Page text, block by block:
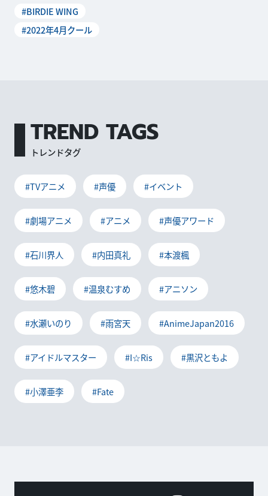
#BIRDIE WING
#2022年4月クール
TREND TAGS
トレンドタグ
#TVアニメ #声優 #イベント
#劇場アニメ #アニメ #声優アワード
#石川界人 #内田真礼 #本渡楓
#悠木碧 #温泉むすめ #アニソン
#水瀬いのり #雨宮天 #AnimeJapan2016
#アイドルマスター #I☆Ris #黒沢ともよ
#小澤亜李 #Fate